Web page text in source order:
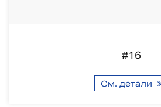
#16
См. детали